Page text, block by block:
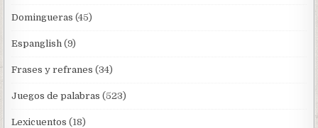
Domingueras (45)
Espanglish (9)
Frases y refranes (34)
Juegos de palabras (523)
Lexicuentos (18)